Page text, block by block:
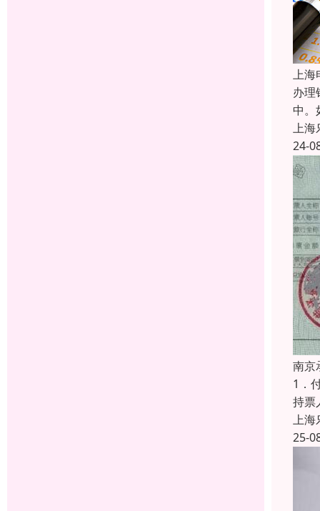
上海
办理
中。
上海
24-
南京
1．
持票
上海
25-